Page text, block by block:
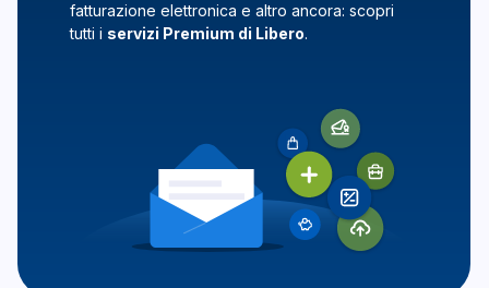
fatturazione elettronica e altro ancora: scopri
tutti i servizi Premium di Libero.